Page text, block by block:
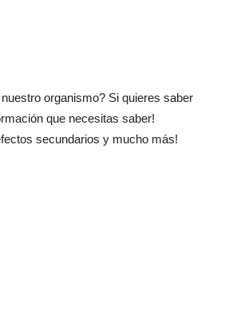
organismo? Si quieres saber
que necesitas saber!
secundarios y mucho más!